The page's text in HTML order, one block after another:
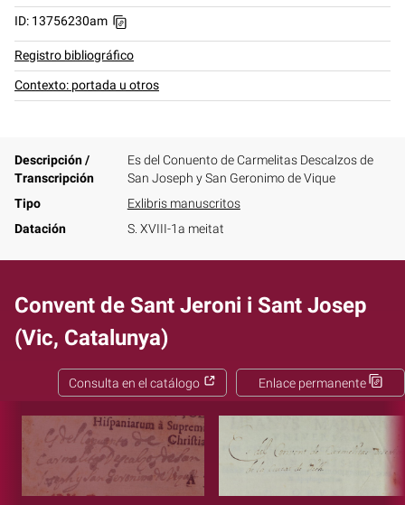
ID: 13756230am
Registro bibliográfico
Contexto: portada u otros
Descripción /
Transcripción
Es del Conuento de Carmelitas Descalzos de
San Joseph y San Geronimo de Vique
Tipo
Exlibris manuscritos
Datación
S. XVIII-1a meitat
Convent de Sant Jeroni i Sant Josep
(Vic, Catalunya)
Enlace permanente
Consulta en el catálogo